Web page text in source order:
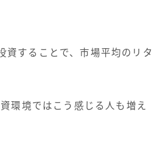
資することで、市場平均のリタ
環境ではこう感じる人も増え